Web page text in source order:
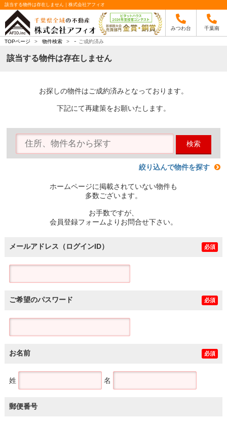
該当する物件は存在しません｜株式会社アフィオ
みつわ台 千葉南
TOPページ > 物件検索 > - ご成約済み
該当する物件は存在しません
お探しの物件はご成約済みとなっております。
下記にて再建策をお願いたします。
検索
絞り込んで物件を探す
ホームページに掲載されていない物件も
多数ございます。
お手数ですが、
会員登録フォームよりお問合せ下さい。
メールアドレス（ログインID） 必須
ご希望のパスワード 必須
お名前 必須
姓 名
郵便番号